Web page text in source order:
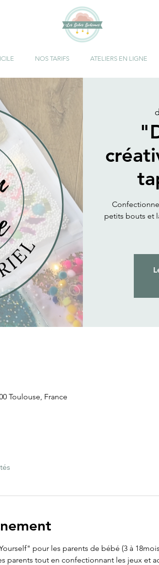
NOS TARIFS ATELIERS EN LIGNE
petits bouts et
Toulouse, France
pour les parents de bébé (3 à
parents tout en confectionnant les jeux et